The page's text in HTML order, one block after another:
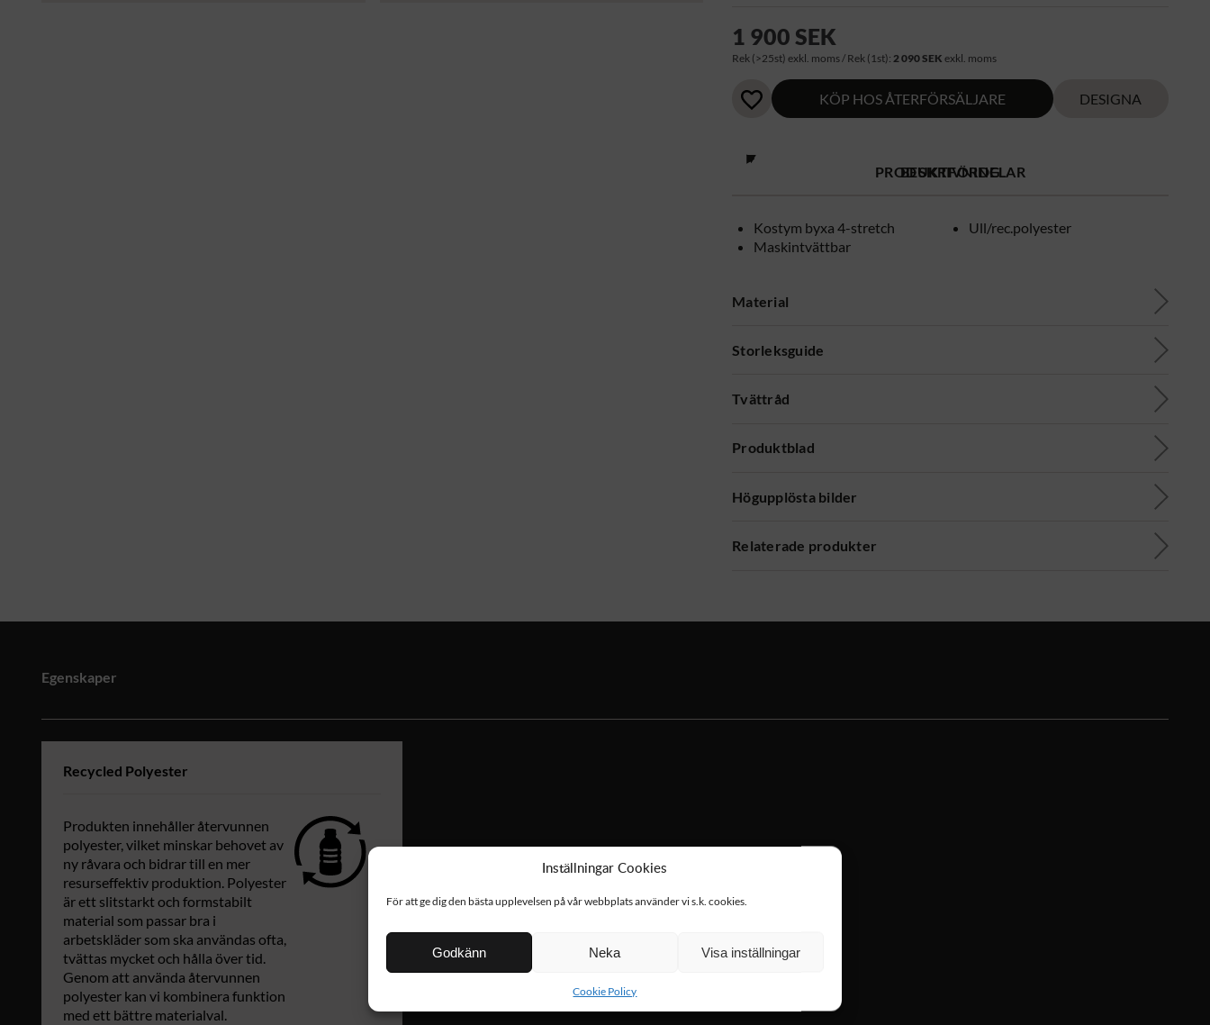
Inställningar Cookies
För att ge dig den bästa upplevelsen på vår webbplats använder vi s.k. cookies.
Godkänn Neka Visa inställningar
Cookie Policy
1 900 SEK
Rek (>25st) exkl. moms / Rek (1st): 2 090 SEK exkl. moms
KÖP HOS ÅTERFÖRSÄLJARE DESIGNA
PRODUKTFÖRDELAR
Kostym byxa 4-stretch
Maskintvättbar
Ull/rec.polyester
BESKRIVNING
Material
Storleksguide
Tvättråd
Produktblad
Högupplösta bilder
Relaterade produkter
Egenskaper
Recycled Polyester
Produkten innehåller återvunnen
polyester, vilket minskar behovet av
ny råvara och bidrar till en mer
resurseffektiv produktion. Polyester
är ett slitstarkt och formstabilt
material som passar bra i
arbetskläder som ska användas ofta,
tvättas mycket och hålla över tid.
Genom att använda återvunnen
polyester kan vi kombinera funktion
med ett bättre materialval.